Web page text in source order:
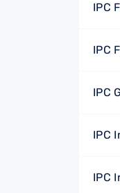
IPC
IPC
IPC
IPC
IPC